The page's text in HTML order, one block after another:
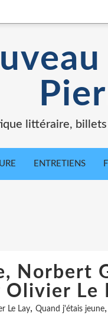
littéraire,
ENTRETIENS
Norbert
Olivier Le
Le Lay, Quand j'étais jeune,